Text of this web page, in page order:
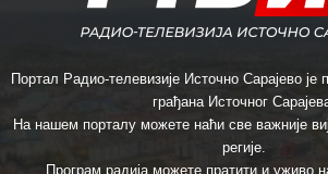
Портал Радио-телевизије Источно Сарајево је
грађана Источног
На нашем порталу можете наћи све важније
регије.
Програм радија можете пратити и уживо